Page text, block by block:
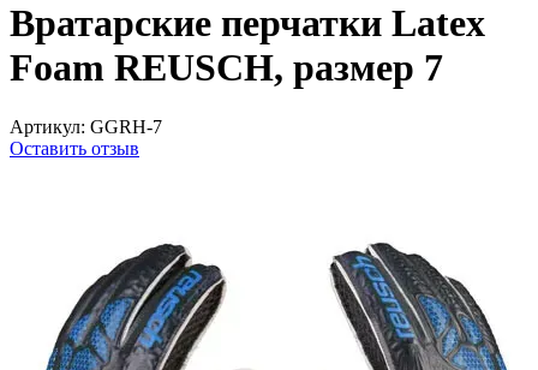
Вратарские перчатки Latex
Foam REUSCH, размер 7
Артикул: GGRH-7
Оставить отзыв